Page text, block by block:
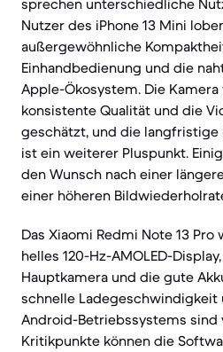
sprechen unterschiedliche
Nutzer des iPhone 13 Mini
außergewöhnliche
Einhandbedienung und die
Apple-Ökosystem. Die
konsistente Qualität und die
geschätzt, und die
ist ein weiterer Pluspunkt.
den Wunsch nach einer
einer höheren
Das Xiaomi Redmi Note 13
helles 120-Hz-AMOLED-
Hauptkamera und die gute
schnelle Ladegeschwindigkeit
Android-Betriebssystems sind
Kritikpunkte können die